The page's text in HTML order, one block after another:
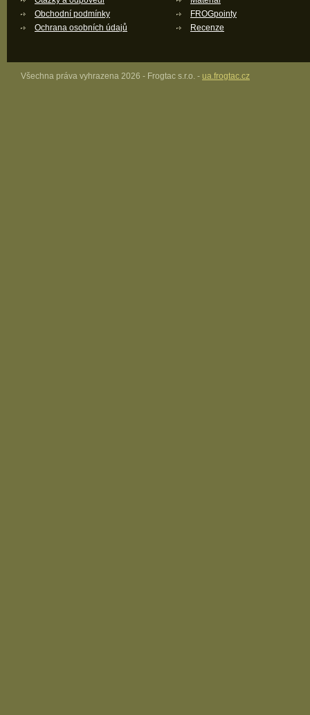
Obchodní podmínky
Ochrana osobních údajů
FROGpointy
Recenze
Všechna práva vyhrazena 2026 - Frogtac s.r.o. - ua.frogtac.cz